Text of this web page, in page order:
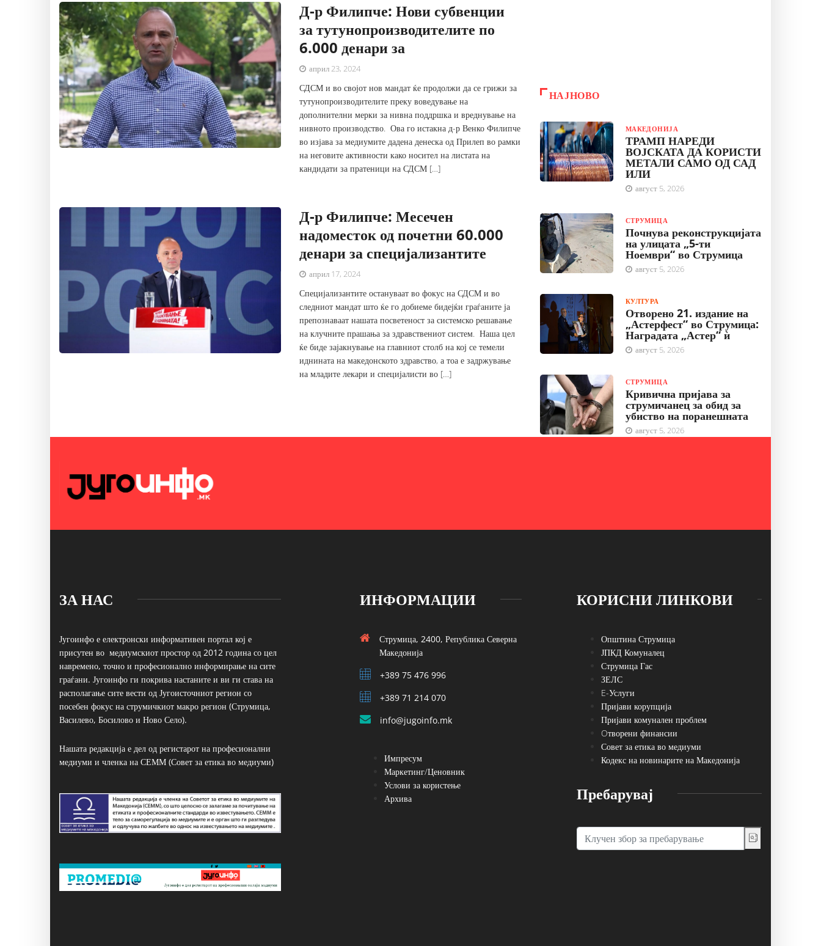
Д-р Филипче: Нови субвенции
за тутунопроизводителите по
6.000 денари за
април 23, 2024
СДСМ и во својот нов мандат ќе продолжи да се грижи за
тутунопроизводителите преку воведување на
дополнителни мерки за нивна поддршка и вреднување на
нивното производство. Ова го истакна д-р Венко Филипче
во изјава за медиумите дадена денеска од Прилеп во рамки
на неговите активности како носител на листата на
кандидати за пратеници на СДСМ […]
Д-р Филипче: Месечен
надоместок од почетни 60.000
денари за специјализантите
април 17, 2024
Специјализантите остануваат во фокус на СДСМ и во
следниот мандат што ќе го добиеме бидејќи граѓаните ја
препознаваат нашата посветеност за системско решавање
на клучните прашања за здравствениот систем. Наша цел
ќе биде зајакнување на главниот столб на кој се темели
иднината на македонското здравство, а тоа е задржување
на младите лекари и специјалисти во […]
НАЈНОВО
МАКЕДОНИЈА
ТРАМП НАРЕДИ
ВОЈСКАТА ДА КОРИСТИ
МЕТАЛИ САМО ОД САД
ИЛИ
август 5, 2026
СТРУМИЦА
Почнува реконструкцијата
на улицата „5-ти
Ноември“ во Струмица
август 5, 2026
КУЛТУРА
Отворено 21. издание на
„Астерфест“ во Струмица:
Наградата „Астер“ ѝ
август 5, 2026
СТРУМИЦА
Кривична пријава за
струмичанец за обид за
убиство на поранешната
август 5, 2026
ЗА НАС
Југоинфо е електронски информативен портал кој е
присутен во медиумскиот простор од 2012 година со цел
навремено, точно и професионално информирање на сите
граѓани. Југоинфо ги покрива настаните и ви ги става на
располагање сите вести од Југоисточниот регион со
посебен фокус на струмичкиот макро регион (Струмица,
Василево, Босилово и Ново Село).
Нашата редакција е дел од регистарот на професионални
медиуми и членка на СЕММ (Совет за етика во медиуми)
ИНФОРМАЦИИ
Струмица, 2400, Република Северна
Македонија
+389 75 476 996
+389 71 214 070
info@jugoinfo.mk
Импресум
Маркетинг/Ценовник
Услови за користење
Архива
КОРИСНИ ЛИНКОВИ
Општина Струмица
ЈПКД Комуналец
Струмица Гас
ЗЕЛС
E-Услуги
Пријави корупција
Пријави комунален проблем
Oтворени финансии
Совет за етика во медиуми
Кодекс на новинарите на Македонија
Пребарувај